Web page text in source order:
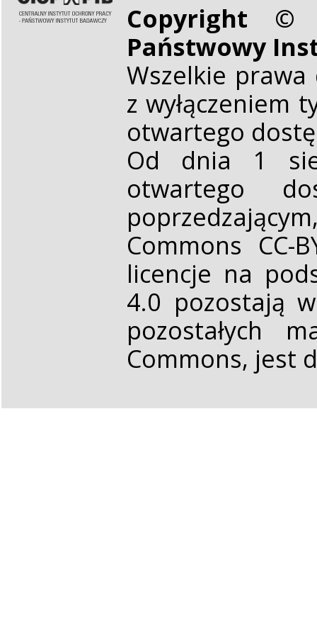
Copyright ©
Państwowy
Wszelkie
z wyłączeniem
otwartego
Od dnia 1
otwartego
Commons CC-
licencje na
4.0 pozostają
pozostałych
Commons, jest